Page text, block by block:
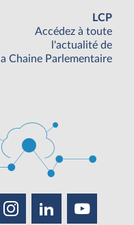
LCP
Accédez à toute
l'actualité de
la Chaine Parlementaire